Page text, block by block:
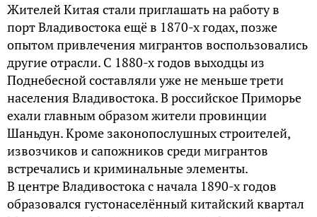
Жителей Китая стали приглашать на работу в
порт Владивостока ещё в 1870-х годах, позже
опытом привлечения мигрантов воспользовались
другие отрасли. С 1880-х годов выходцы из
Поднебесной составляли уже не меньше трети
населения Владивостока. В российское Приморье
ехали главным образом жители провинции
Шаньдун. Кроме законопослушных строителей,
извозчиков и сапожников среди мигрантов
встречались и криминальные элементы.
В центре Владивостока с начала 1890-х годов
образовался густонаселённый китайский квартал